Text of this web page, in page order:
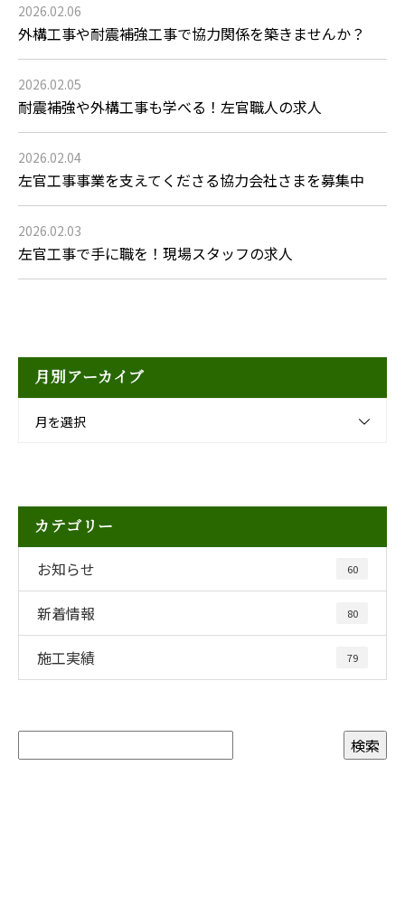
2026.02.06
外構工事や耐震補強工事で協力関係を築きませんか？
2026.02.05
耐震補強や外構工事も学べる！左官職人の求人
2026.02.04
左官工事事業を支えてくださる協力会社さまを募集中
2026.02.03
左官工事で手に職を！現場スタッフの求人
月別アーカイブ
月を選択
カテゴリー
お知らせ 60
新着情報 80
施工実績 79